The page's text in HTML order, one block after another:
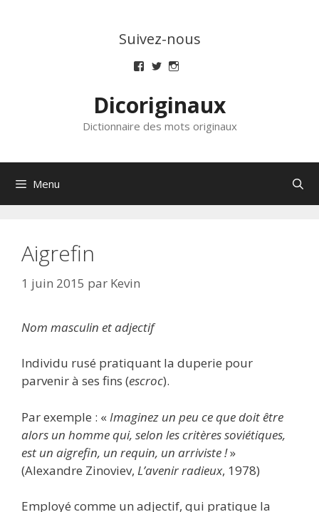
Suivez-nous
Voir
de
dicoriginaux
sur
Facebook
Voir
de
dicoriginaux
sur
Twitter
de
dicoriginaux
sur
Instagram
Dicoriginaux
Dictionnaire des mots originaux
Menu
Aigrefin
1 juin 2015 par Kevin
Nom masculin et adjectif
Individu rusé pratiquant la duperie pour
parvenir à ses fins (escroc).
Par exemple : « Imaginez un peu ce que doit être
alors un homme qui, selon les critères soviétiques,
est un aigrefin, un requin, un arriviste !»
(Alexandre Zinoviev, L’avenir radieux, 1978)
Employé comme un adjectif, qui pratique la